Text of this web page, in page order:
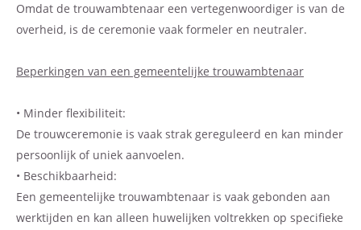
Omdat de trouwambtenaar een vertegenwoordiger is van de
overheid, is de ceremonie vaak formeler en neutraler.
Beperkingen van een gemeentelijke trouwambtenaar
• Minder flexibiliteit:
De trouwceremonie is vaak strak gereguleerd en kan minder
persoonlijk of uniek aanvoelen.
• Beschikbaarheid:
Een gemeentelijke trouwambtenaar is vaak gebonden aan
werktijden en kan alleen huwelijken voltrekken op specifieke